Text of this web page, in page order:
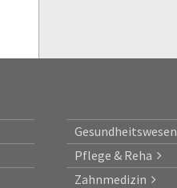
Gesundheitswesen
Pflege & Reha
Zahnmedizin